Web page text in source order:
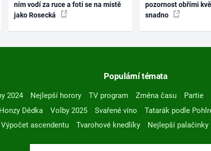
ním vodí za ruce a fotí se na místě
jako Rosecká
pozornost obřími
snadno
Populární témata
2024 Nejlepší horory TV program Změna času Partie
Dědka Volby 2025 Svařené víno Tatarák podle
Výpočet ascendentu
Tvarohové knedlíky Nejlepší palačinky